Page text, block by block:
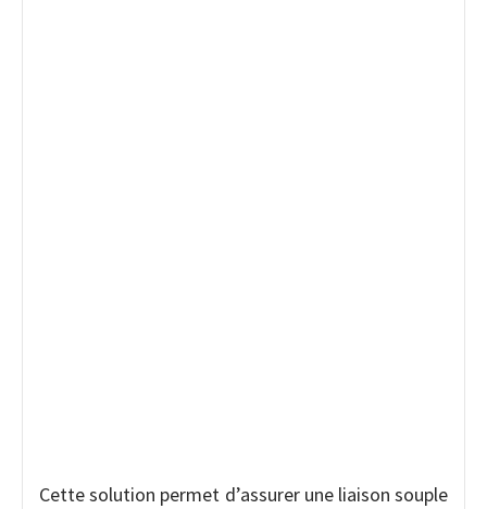
Cette solution permet d’assurer une liaison souple